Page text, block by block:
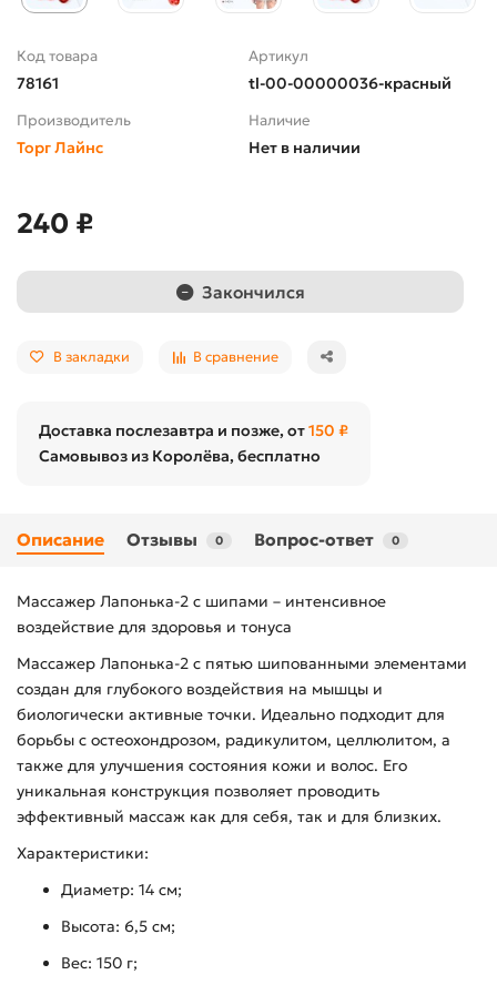
Код товара
78161
Артикул
tl-00-00000036-красный
Производитель
Торг Лайнс
Наличие
Нет в наличии
240 ₽
Закончился
В закладки В сравнение
Доставка послезавтра и позже, от150 ₽
Самовывоз из Королёва, бесплатно
Описание Отзывы 0 Вопрос-ответ 0
Массажер Лапонька-2 с шипами – интенсивное
воздействие для здоровья и тонуса
Массажер Лапонька-2 с пятью шипованными элементами
создан для глубокого воздействия на мышцы и
биологически активные точки. Идеально подходит для
борьбы с остеохондрозом, радикулитом, целлюлитом, а
также для улучшения состояния кожи и волос. Его
уникальная конструкция позволяет проводить
эффективный массаж как для себя, так и для близких.
Характеристики:
Диаметр: 14 см;
Высота: 6,5 см;
Вес: 150 г;